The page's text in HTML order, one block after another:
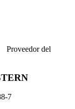
Proveedor del
7